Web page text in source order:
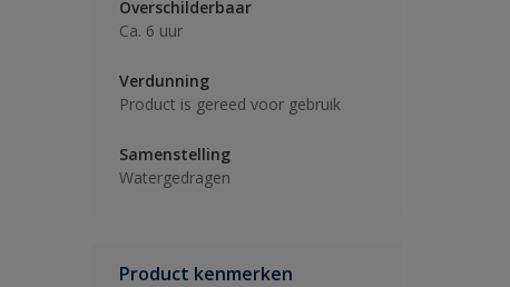
Overschilderbaar
Ca. 6 uur
Verdunning
Product is gereed voor gebruik
Samenstelling
Watergedragen
Product kenmerken